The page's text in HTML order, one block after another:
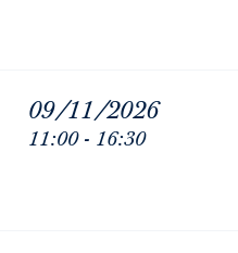
09/11/2026
11:00 - 16:30